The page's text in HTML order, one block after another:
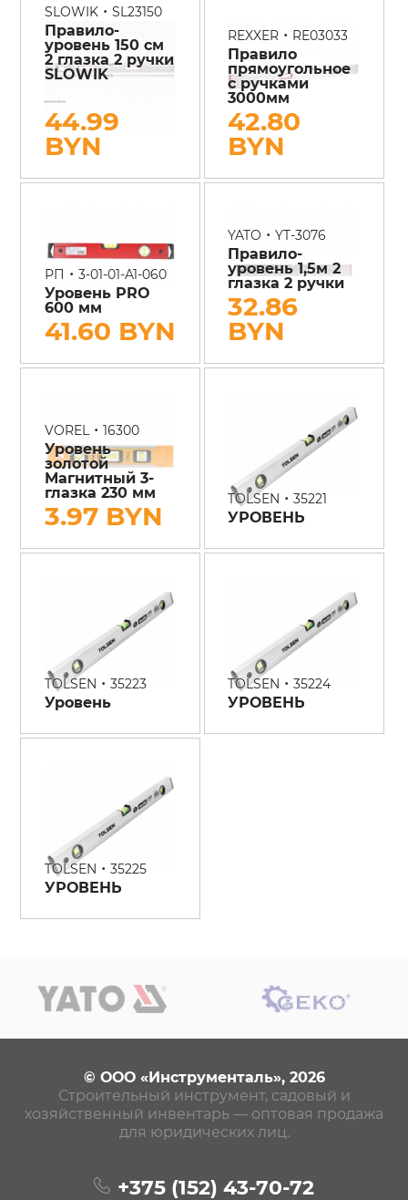
SLOWIK• SL23150
Правило-
уровень 150 см
2 глазка 2 ручки
SLOWIK
49.99 BYN
44.99
BYN
REXXER • RE03033
Правило
прямоугольное
с ручками
3000мм
42.80
BYN
РП • 3-01-01-A1-060
Уровень PRO
600 мм
41.60 BYN
YATO •YT-3076
Правило-
уровень 1,5м 2
глазка 2 ручки
32.86
BYN
VOREL • 16300
Уровень
золотой
Магнитный 3-
глазка 230 мм
3.97 BYN
TOLSEN •35221
УРОВЕНЬ
TOLSEN • 35223
Уровень
TOLSEN •35224
УРОВЕНЬ
TOLSEN • 35225
УРОВЕНЬ
© ООО «Инструменталь», 2026
Строительный инструмент, садовый и
хозяйственный инвентарь — оптовая продажа
для юридических лиц.
+375 (152) 43-70-72